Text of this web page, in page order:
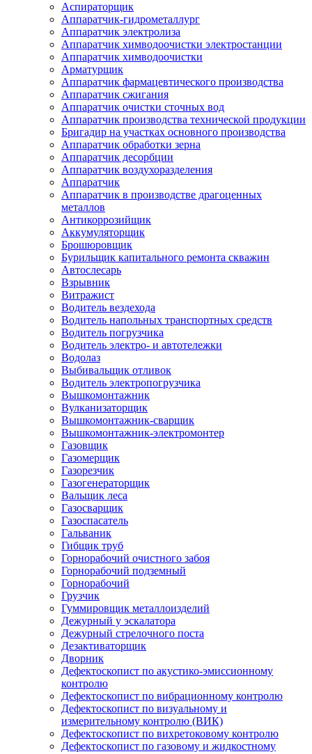
Аспираторщик
Аппаратчик-гидрометаллург
Аппаратчик электролиза
Аппаратчик химводоочистки электростанции
Аппаратчик химводоочистки
Арматурщик
Аппаратчик фармацевтического производства
Аппаратчик сжигания
Аппаратчик очистки сточных вод
Аппаратчик производства технической продукции
Бригадир на участках основного производства
Аппаратчик обработки зерна
Аппаратчик десорбции
Аппаратчик воздухоразделения
Аппаратчик
Аппаратчик в производстве драгоценных
металлов
Антикоррозийщик
Аккумуляторщик
Брошюровщик
Бурильщик капитального ремонта скважин
Автослесарь
Взрывник
Витражист
Водитель вездехода
Водитель напольных транспортных средств
Водитель погрузчика
Водитель электро- и автотележки
Водолаз
Выбивальщик отливок
Водитель электропогрузчика
Вышкомонтажник
Вулканизаторщик
Вышкомонтажник-сварщик
Вышкомонтажник-электромонтер
Газовщик
Газомерщик
Газорезчик
Газогенераторщик
Вальщик леса
Газосварщик
Газоспасатель
Гальваник
Гибщик труб
Горнорабочий очистного забоя
Горнорабочий подземный
Горнорабочий
Грузчик
Гуммировщик металлоизделий
Дежурный у эскалатора
Дежурный стрелочного поста
Дезактиваторщик
Дворник
Дефектоскопист по акустико-эмиссионному
контролю
Дефектоскопист по вибрационному контролю
Дефектоскопист по визуальному и
измерительному контролю (ВИК)
Дефектоскопист по вихретоковому контролю
Дефектоскопист по газовому и жидкостному